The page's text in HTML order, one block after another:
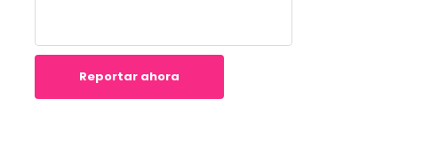
Reportar ahora